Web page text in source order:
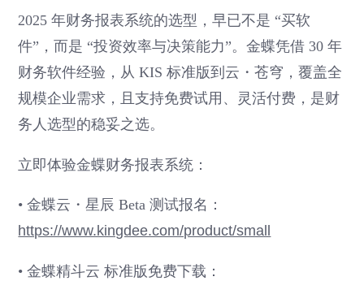
2025 年财务报表系统的选型，早已不是 “买软
件”，而是 “投资效率与决策能力”。金蝶凭借 30 年
财务软件经验，从 KIS 标准版到云・苍穹，覆盖全
规模企业需求，且支持免费试用、灵活付费，是财
务人选型的稳妥之选。
立即体验金蝶财务报表系统：
• 金蝶云・星辰 Beta 测试报名：
https://www.kingdee.com/product/small
• 金蝶精斗云 标准版免费下载：